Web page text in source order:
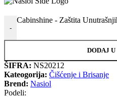
-
Cabinshine - Zaštita
DODAJ U
ŠIFRA: NS20212
Kateogorija: Čišćenje i Brisanje
Brend: Nasiol
Podeli: